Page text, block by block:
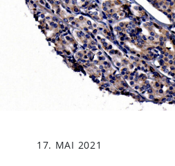
17. MAI 2021